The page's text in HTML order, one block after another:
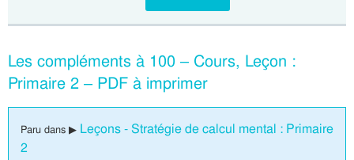
Les compléments à 100 – Cours, Leçon :
Primaire 2 – PDF à imprimer
Paru dans ▶ Leçons - Stratégie de calcul mental : Primaire
2